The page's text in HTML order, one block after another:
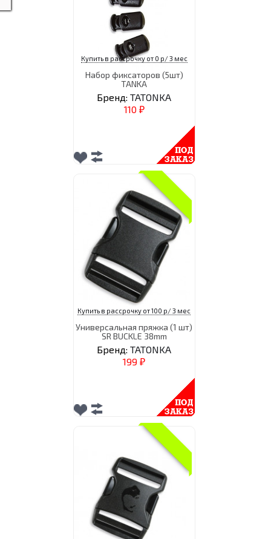
Купить в рассрочку от 0 р/ 3 мес
Набор фиксаторов (5шт)
TANKA
Бренд: TATONKA
110 ₽
Купить в рассрочку от 100 р/ 3 мес
Универсальная пряжка (1 шт)
SR BUCKLE 38mm
Бренд: TATONKA
199 ₽